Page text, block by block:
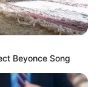
Beyonce Song